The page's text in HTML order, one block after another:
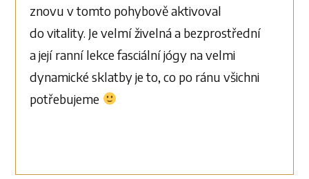
znovu v tomto pohybově aktivoval
do vitality. Je velmí živelná a bezprostřední
a její ranní lekce fasciální jógy na velmi
dynamické sklatby je to, co po ránu všichni
potřebujeme